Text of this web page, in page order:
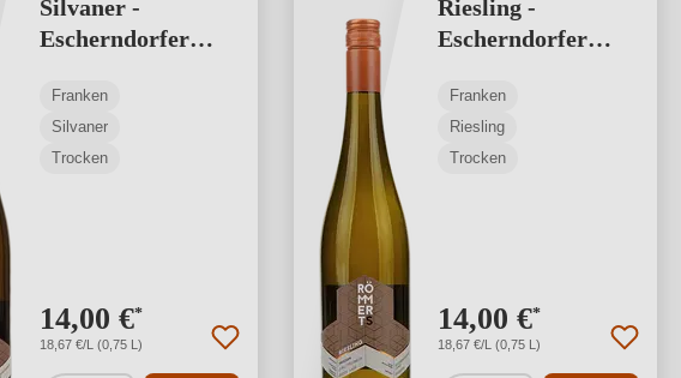
Silvaner -
Escherndorfer
Franken
Silvaner
Trocken
14,00 €*
18,67 €/L (0,75 L)
Riesling -
Escherndorfer
Franken
Riesling
Trocken
14,00 €*
18,67 €/L (0,75 L)